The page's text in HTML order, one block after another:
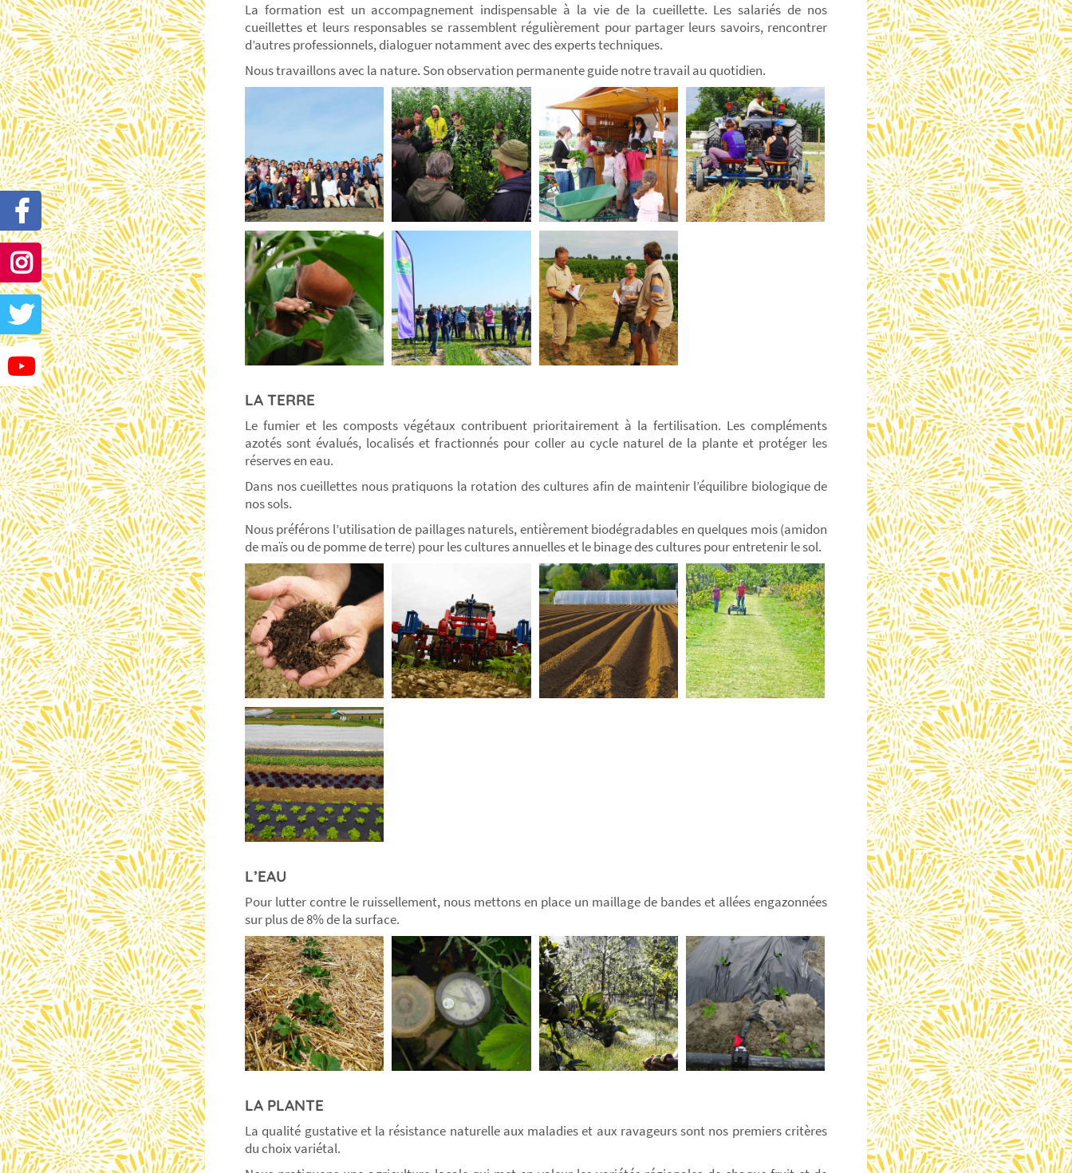
La formation est un accompagnement indispensable à la vie de la cueillette. Les salariés de nos
cueillettes et leurs responsables se rassemblent régulièrement pour partager leurs savoirs, rencontrer
d’autres professionnels, dialoguer notamment avec des experts techniques.
Nous travaillons avec la nature. Son observation permanente guide notre travail au quotidien.
LA TERRE
Le fumier et les composts végétaux contribuent prioritairement à la fertilisation. Les compléments
azotés sont évalués, localisés et fractionnés pour coller au cycle naturel de la plante et protéger les
réserves en eau.
Dans nos cueillettes nous pratiquons la rotation des cultures afin de maintenir l’équilibre biologique de
nos sols.
Nous préférons l’utilisation de paillages naturels, entièrement biodégradables en quelques mois (amidon
de maïs ou de pomme de terre) pour les cultures annuelles et le binage des cultures pour entretenir le sol.
L’EAU
Pour lutter contre le ruissellement, nous mettons en place un maillage de bandes et allées engazonnées
sur plus de 8% de la surface.
LA PLANTE
La qualité gustative et la résistance naturelle aux maladies et aux ravageurs sont nos premiers critères
du choix variétal.